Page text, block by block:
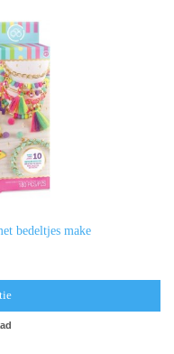
bedeltjes make